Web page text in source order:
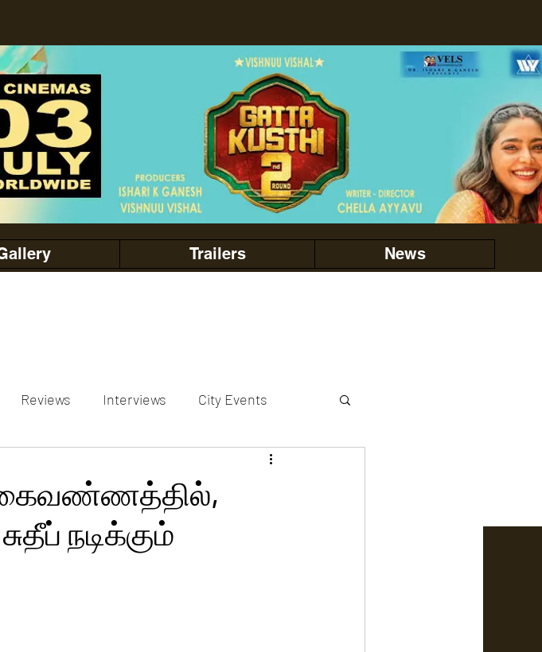
Trailers News
Reviews Interviews City Events
actors gallery
கைவண்ணத்தில்,
நடிக்கும்